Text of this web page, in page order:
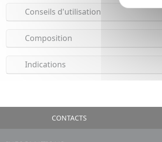
Conseils d'utilisation
Composition
Indications
CONTACTS